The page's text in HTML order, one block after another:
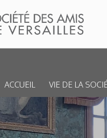
ACCUEIL VIE DE LA